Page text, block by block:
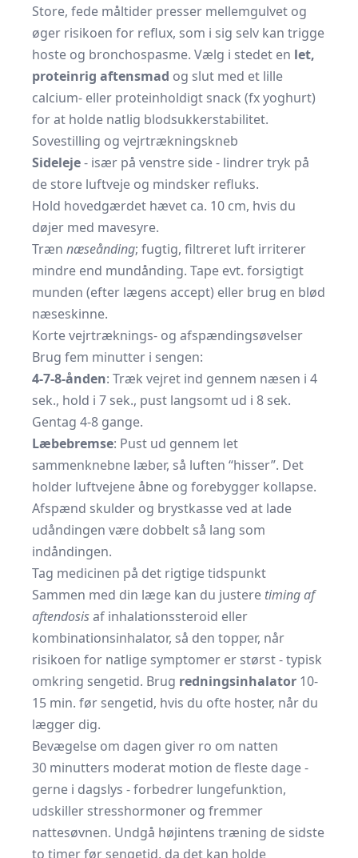
Store, fede måltider presser mellemgulvet og
øger risikoen for reflux, som i sig selv kan trigge
hoste og bronchospasme. Vælg i stedet en let,
proteinrig aftensmad og slut med et lille
calcium- eller proteinholdigt snack (fx yoghurt)
for at holde natlig blodsukkerstabilitet.
Sovestilling og vejrtrækningskneb
Sideleje- især på venstre side - lindrer tryk på
de store luftveje og mindsker refluks.
Hold hovedgærdet hævet ca. 10 cm, hvis du
døjer med mavesyre.
Træn næseånding; fugtig, filtreret luft irriterer
mindre end mundånding. Tape evt. forsigtigt
munden (efter lægens accept) eller brug en blød
næseskinne.
Korte vejrtræknings- og afspændingsøvelser
Brug fem minutter i sengen:
4-7-8-ånden: Træk vejret ind gennem næsen i 4
sek., hold i 7 sek., pust langsomt ud i 8 sek.
Gentag 4-8 gange.
Læbe­bremse: Pust ud gennem let
sammenknebne læber, så luften “hisser”. Det
holder luftvejene åbne og forebygger kollapse.
Afspænd skulder og brystkasse ved at lade
udåndingen være dobbelt så lang som
indåndingen.
Tag medicinen på det rigtige tidspunkt
Sammen med din læge kan du justere timing af
aftendosisaf inhalationssteroid eller
kombinationsinhalator, så den topper, når
risikoen for natlige symptomer er størst - typisk
omkring sengetid. Brug redningsinhalator 10-
15 min. før sengetid, hvis du ofte hoster, når du
lægger dig.
Bevægelse om dagen giver ro om natten
30 minutters moderat motion de fleste dage -
gerne i dagslys - forbedrer lungefunktion,
udskiller stresshormoner og fremmer
nattesøvnen. Undgå højintens træning de sidste
to timer før sengetid, da det kan holde